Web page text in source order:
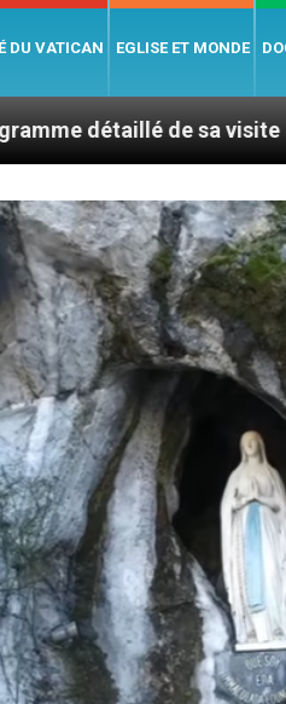
DU VATICAN EGLISE ET MONDE
sa visite en septembre